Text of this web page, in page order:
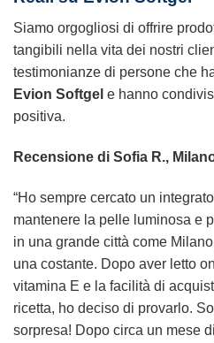
Siamo orgogliosi di offrire
tangibili nella vita dei nostri
testimonianze di persone che
Evion Softgel e hanno
positiva.
Recensione di Sofia R.,
“Ho sempre cercato un
mantenere la pelle luminosa e
in una grande città come
una costante. Dopo aver letto
vitamina E e la facilità di
ricetta, ho deciso di provarlo.
sorpresa! Dopo circa un mese